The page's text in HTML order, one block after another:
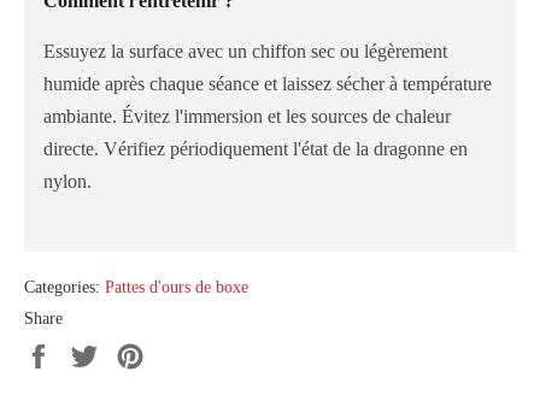
Essuyez la surface avec un chiffon sec ou légèrement
humide après chaque séance et laissez sécher à température
ambiante. Évitez l'immersion et les sources de chaleur
directe. Vérifiez périodiquement l'état de la dragonne en
nylon.
Categories: Pattes d'ours de boxe
Share
Share
Tweet